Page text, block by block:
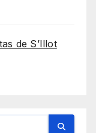
de S’Illot